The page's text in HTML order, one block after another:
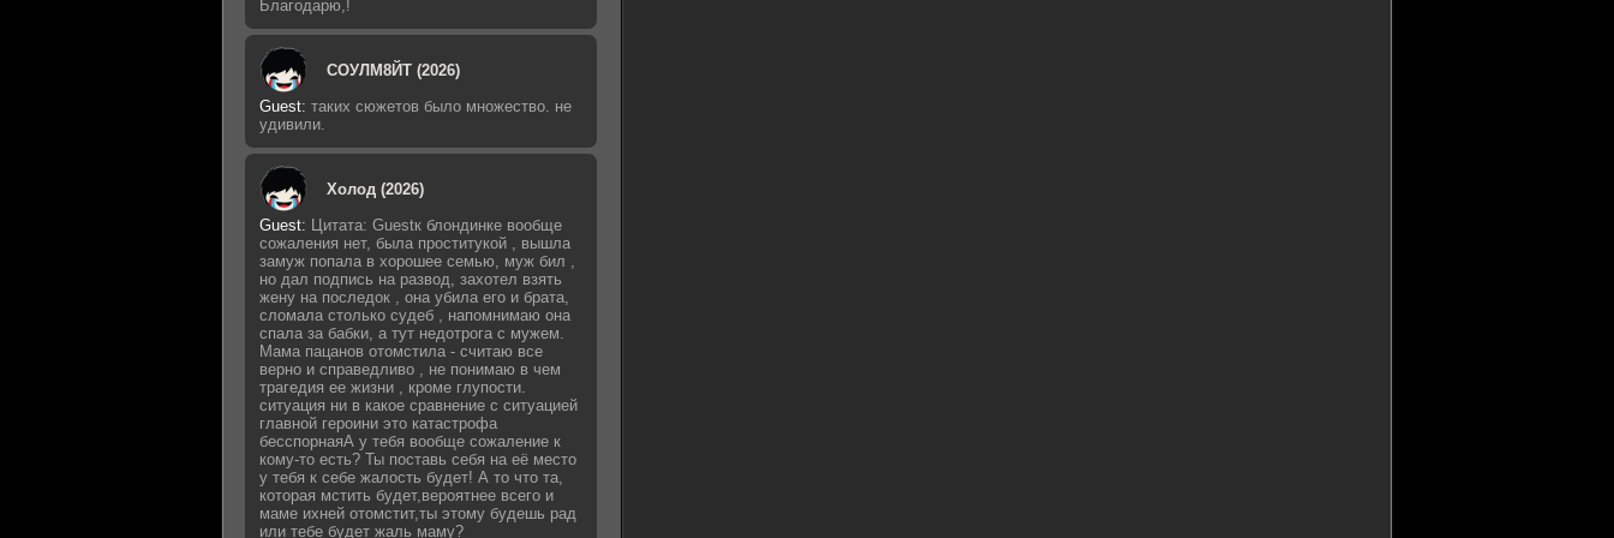
Благодарю,!
СОУЛМ8ЙТ (2026)
Guest: таких сюжетов было множество. не
удивили.
Холод (2026)
Guest: Цитата: Guestк блондинке вообще
сожаления нет, была проститукой , вышла
замуж попала в хорошее семью, муж бил ,
но дал подпись на развод, захотел взять
жену на последок , она убила его и брата,
сломала столько судеб , напомнимаю она
спала за бабки, а тут недотрога с мужем.
Мама пацанов отомстила - считаю все
верно и справедливо , не понимаю в чем
трагедия ее жизни , кроме глупости.
ситуация ни в какое сравнение с ситуацией
главной героини это катастрофа
бесспорнаяА у тебя вообще сожаление к
кому-то есть? Ты поставь себя на её место
у тебя к себе жалость будет! А то что та,
которая мстить будет,вероятнее всего и
маме ихней отомстит,ты этому будешь рад
или тебе будет жаль маму?